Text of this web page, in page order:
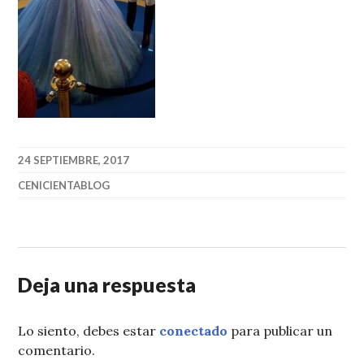
24 SEPTIEMBRE, 2017
CENICIENTABLOG
Deja una respuesta
Lo siento, debes estar conectado para publicar un
comentario.